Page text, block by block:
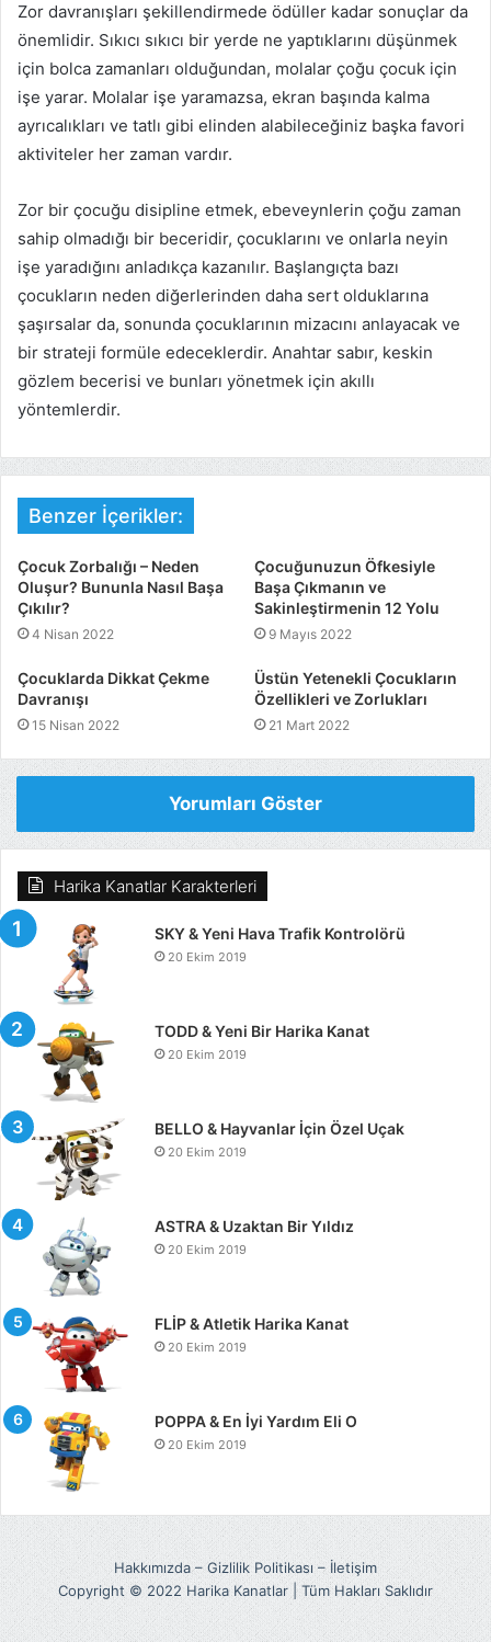
Zor davranışları şekillendirmede ödüller kadar sonuçlar da
önemlidir. Sıkıcı sıkıcı bir yerde ne yaptıklarını düşünmek
için bolca zamanları olduğundan, molalar çoğu çocuk için
işe yarar. Molalar işe yaramazsa, ekran başında kalma
ayrıcalıkları ve tatlı gibi elinden alabileceğiniz başka favori
aktiviteler her zaman vardır.
Zor bir çocuğu disipline etmek, ebeveynlerin çoğu zaman
sahip olmadığı bir beceridir, çocuklarını ve onlarla neyin
işe yaradığını anladıkça kazanılır. Başlangıçta bazı
çocukların neden diğerlerinden daha sert olduklarına
şaşırsalar da, sonunda çocuklarının mizacını anlayacak ve
bir strateji formüle edeceklerdir. Anahtar sabır, keskin
gözlem becerisi ve bunları yönetmek için akıllı
yöntemlerdir.
Benzer İçerikler:
Çocuk Zorbalığı – Neden
Oluşur? Bununla Nasıl Başa
Çıkılır?
4 Nisan 2022
Çocuğunuzun Öfkesiyle
Başa Çıkmanın ve
Sakinleştirmenin 12 Yolu
9 Mayıs 2022
Çocuklarda Dikkat Çekme
Davranışı
15 Nisan 2022
Üstün Yetenekli Çocukların
Özellikleri ve Zorlukları
21 Mart 2022
Yorumları Göster
Harika Kanatlar Karakterleri
SKY & Yeni Hava Trafik Kontrolörü
20 Ekim 2019
TODD & Yeni Bir Harika Kanat
20 Ekim 2019
BELLO & Hayvanlar İçin Özel Uçak
20 Ekim 2019
ASTRA & Uzaktan Bir Yıldız
20 Ekim 2019
FLİP & Atletik Harika Kanat
20 Ekim 2019
POPPA & En İyi Yardım Eli O
20 Ekim 2019
Hakkımızda– Gizlilik Politikası – İletişim
Copyright © 2022 Harika Kanatlar | Tüm Hakları Saklıdır